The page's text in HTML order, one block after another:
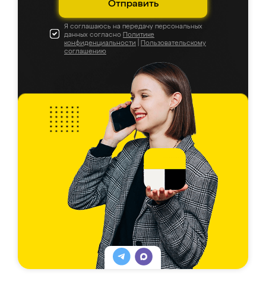
Отправить
Я соглашаюсь на передачу персональных
данных согласно Политике
конфиденциальности
Пользовательскому
соглашению